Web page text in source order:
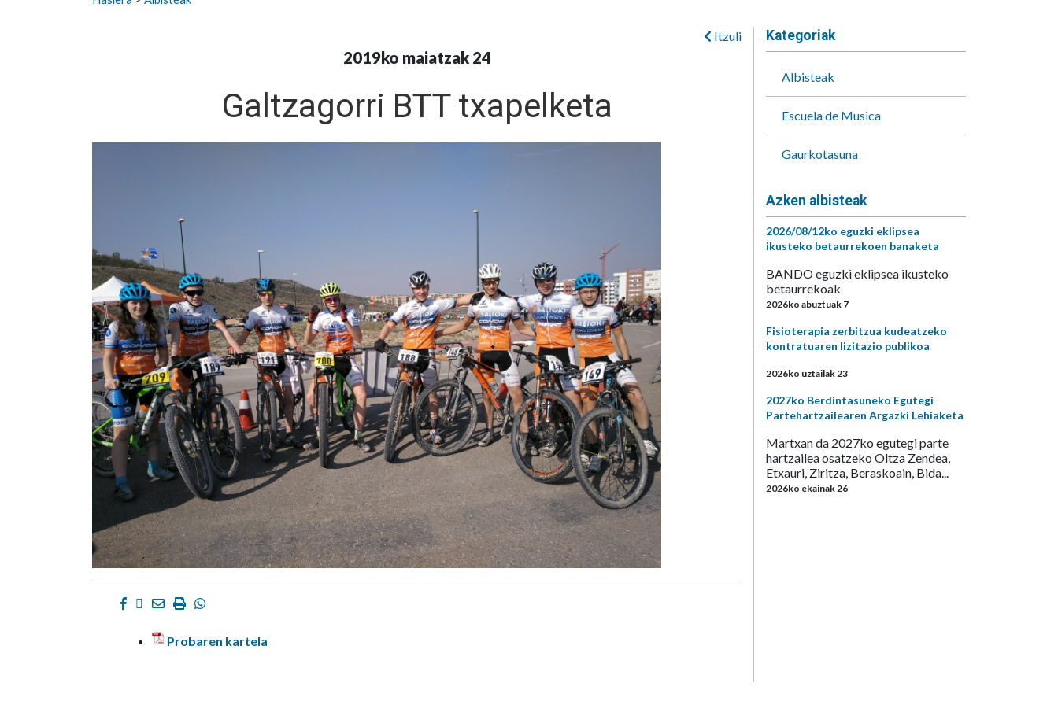
Itzuli
2019ko maiatzak 24
Galtzagorri BTT txapelketa
Facebook
Twitter
EmailImprimirWhatsapp
Probaren kartela
Kategoriak
Albisteak
Escuela de Musica
Gaurkotasuna
Azken albisteak
2026/08/12ko eguzki eklipsea
ikusteko betaurrekoen banaketa
BANDO eguzki eklipsea ikusteko
betaurrekoak
2026ko abuztuak 7
Fisioterapia zerbitzua kudeatzeko
kontratuaren lizitazio publikoa
2026ko uztailak 23
2027ko Berdintasuneko Egutegi
Partehartzailearen Argazki Lehiaketa
Martxan da 2027ko egutegi parte
hartzailea osatzeko Oltza Zendea,
Etxauri, Ziritza, Beraskoain, Bida...
2026ko ekainak 26